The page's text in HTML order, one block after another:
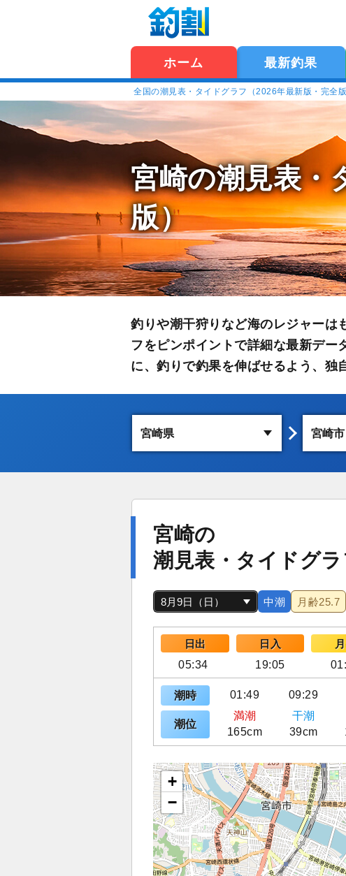
ホーム 最新釣果
全国の潮見表・タイドグラフ（2026年最新版・完全版
宮崎の潮見表・
版）
釣りや潮干狩りなど海のレジャーは
フをピンポイントで詳細な最新デー
に、釣りで釣果を伸ばせるよう、独
宮崎の
潮見表・タイドグラ
中潮 月齢25.7
日出 日入
05:34
19:05
潮時 01:49 09:29
潮位
満潮 干潮
165cm
39cm
+
−